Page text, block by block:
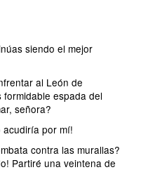
siendo el mejor
al León de
espada del
señora?
por mí!
contra las murallas?
Partiré una veintena de